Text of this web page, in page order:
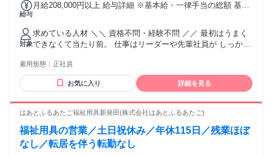
給与
月給208,000円以上 給与詳細 ※基本給・一律手当の総額 基本
に一律で支払われる通勤・皆勤・家族手当金額：なし 全員に
一律で支払われるその他手当金額：あり 1ヶ月あたり1万3000
円 〜 採用時の賃金は、 経験・年齢・資格を考慮し決定しま
す。 ＜給与に含む一律手当の詳細＞ ・一律現場手当：5000円
スキル・能力を考慮 ＜別途手当あり＞ ・家族手当：年少扶養
親族数に応じて ・役付手当：特定の役職や職務に応じて ・除
雪手当：除雪作業従事者に支給 ・通勤手当：距離に応じて支
給 ＜昇給・賞与あり＞※前年度実績 ＊昇給年1回 3000円～1
万5000円/月 ＊賞与年2回(夏季・冬季) 計1.66ヶ月分
対象
求めている人材 ＼＼ 資格不問・経験不問 ／／ 最初はうまく
できなくて当たり前。 仕事はリーダーや先輩社員が しっかり
す！ ＜必須条件＞ ・要普通自動車運転免許(AT限定可) ・高卒
以上 ※未経験OK／専門知識は不問 ※正社員が初めての方、
第二新卒も歓迎 ＝＝＝＝＝＝＝＝＝＝＝＝＝＝＝＝＝＝＝＝
れる方 〇真面目にコツコツ取り組める方 〇ルール・手順を大
知識よりも、コミュニケーション力と 安全第一・慎重さが評
価される仕事です。 ＝＝＝＝＝＝＝＝＝＝＝＝＝＝＝＝＝＝
雇用形態： 正社員
お気に入り 詳細を見る
はあとふるあたご福祉用具新発田(株式会社はあとふるあたご)
福祉用具の営業／土日祝休み／年休115日／残業ほぼ
なし／転居を伴う転勤なし